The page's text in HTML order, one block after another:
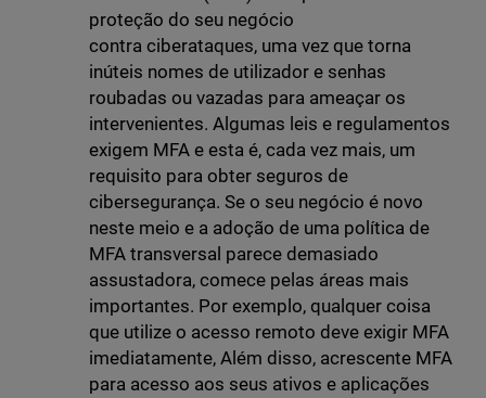
proteção do seu negócio
contra ciberataques, uma vez que torna
inúteis nomes de utilizador e senhas
roubadas ou vazadas para ameaçar os
intervenientes. Algumas leis e regulamentos
exigem MFA e esta é, cada vez mais, um
requisito para obter seguros de
cibersegurança. Se o seu negócio é novo
neste meio e a adoção de uma política de
MFA transversal parece demasiado
assustadora, comece pelas áreas mais
importantes. Por exemplo, qualquer coisa
que utilize o acesso remoto deve exigir MFA
imediatamente, Além disso, acrescente MFA
para acesso aos seus ativos e aplicações